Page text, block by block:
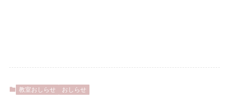
教室おしらせ おしらせ